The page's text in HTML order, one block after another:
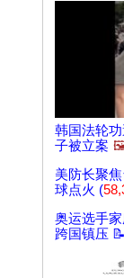
韩国法轮
子被立案
美防长聚
球点火 (
奥运选手
跨国镇压